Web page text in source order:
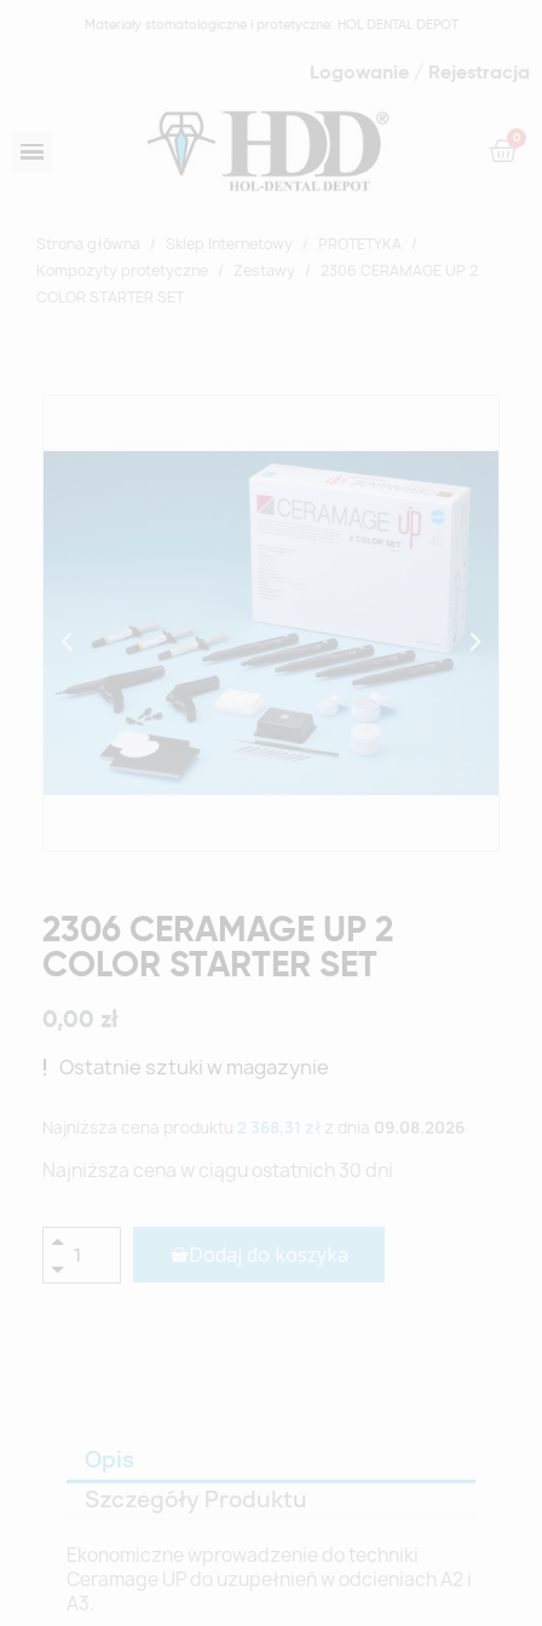
Materiały stomatologiczne i protetyczne: HOL DENTAL DEPOT
Logowanie / Rejestracja
Strona główna Sklep Internetowy
PROTETYKA
Kompozyty protetyczne
Zestawy
2306 CERAMAGE UP 2
COLOR STARTER SET
2306 CERAMAGE UP 2
COLOR STARTER SET
0,00 zł
Ostatnie sztuki w magazynie
Najniższa cena produktu 2 368,31 zł z dnia 09.08.2026
Najniższa cena w ciągu ostatnich 30 dni
Dodaj do koszyka
Opis
Szczegóły Produktu
Ekonomiczne wprowadzenie do techniki
Ceramage UP do uzupełnień w odcieniach A2 i
A3.